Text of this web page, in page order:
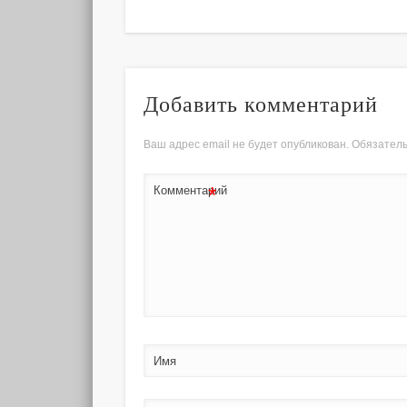
Добавить комментарий
Ваш адрес email не будет опубликован.
Комментарий
*
Имя